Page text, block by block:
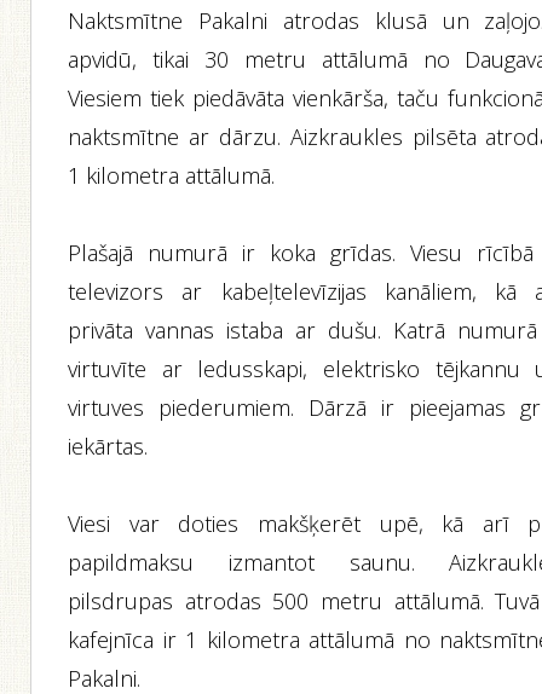
Naktsmītne Pakalni atrodas klusā un
apvidū, tikai 30 metru attālumā no
Viesiem tiek piedāvāta vienkārša, taču
naktsmītne ar dārzu. Aizkraukles pilsēta
1 kilometra attālumā.
Plašajā numurā ir koka grīdas. Viesu
televizors ar kabeļtelevīzijas kanāliem, kā
privāta vannas istaba ar dušu. Katrā
virtuvīte ar ledusskapi, elektrisko tējkannu
virtuves piederumiem. Dārzā ir pieejamas
iekārtas.
Viesi var doties makšķerēt upē, kā arī
papildmaksu izmantot saunu.
pilsdrupas atrodas 500 metru attālumā.
kafejnīca ir 1 kilometra attālumā no
Pakalni.